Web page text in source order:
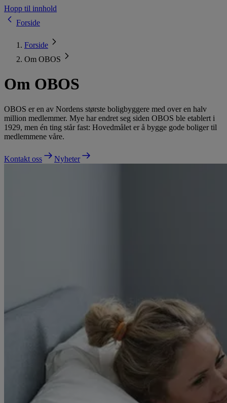
Hopp til innhold
Forside
Forside
Om OBOS
Om OBOS
OBOS er en av Nordens største boligbyggere med over en halv
million medlemmer. Mye har endret seg siden OBOS ble etablert i
1929, men én ting står fast: Hovedmålet er å bygge gode boliger til
medlemmene våre.
Kontakt oss Nyheter